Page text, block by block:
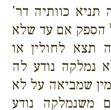
כוותיה דר'
הספק אם עד שלא
תצא לחולין או
נמלקה נודע לה
שמביאה על לא
משנמלקה נודע